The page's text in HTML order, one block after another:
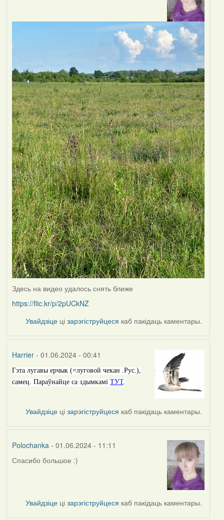
Здесь на видео удалось снять ближе
https://flic.kr/p/2pUCkNZ
Увайдзіце цізарэгіструйцеся каб пакідаць каментары.
Harrier- 01.06.2024 - 00:41
Гэта лугавы ерчык (=луговой чекан .Рус.),
самец. Параўнайце са здымкамі ТУТ.
Увайдзіце цізарэгіструйцеся каб пакідаць каментары.
Polochanka - 01.06.2024 - 11:11
Спасибо большое :)
Увайдзіце цізарэгіструйцеся каб пакідаць каментары.